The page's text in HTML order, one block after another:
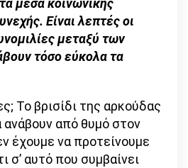
μέσα κοινωνικής
Είναι λεπτές οι
μεταξύ των
τόσο εύκολα τα
Το βρισίδι της αρκούδας
ανάβουν από θυμό στον
έχουμε να προτείνουμε
σ’ αυτό που συμβαίνει